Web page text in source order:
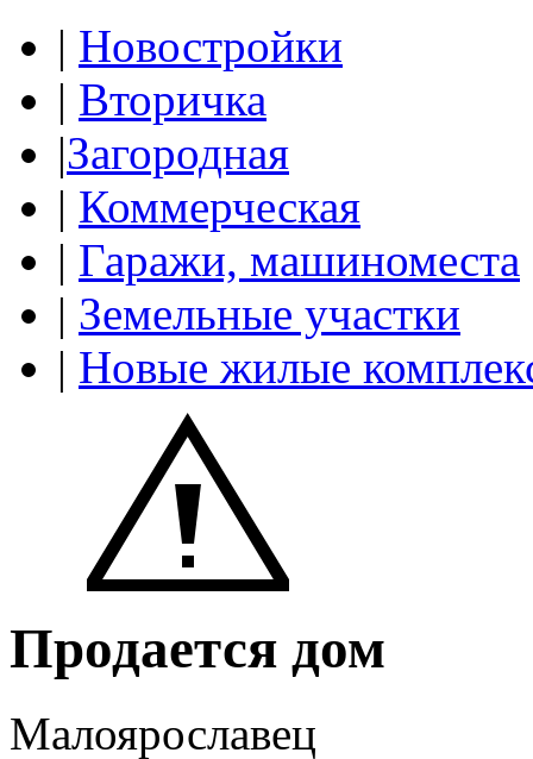
| Новостройки
| Вторичка
|Загородная
| Коммерческая
| Гаражи, машиноместа
| Земельные участки
| Новые жилые
Продается дом
Малоярославец